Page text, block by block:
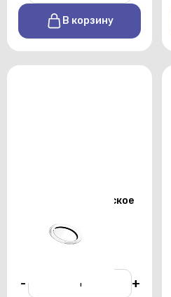
В корзину
Блюдо металлическое
От 120 р./сутки
- +